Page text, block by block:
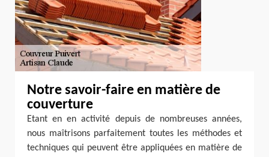
Notre savoir-faire en matière de
couverture
Etant en en activité depuis de nombreuses années,
nous maîtrisons parfaitement toutes les méthodes et
techniques qui peuvent être appliquées en matière de